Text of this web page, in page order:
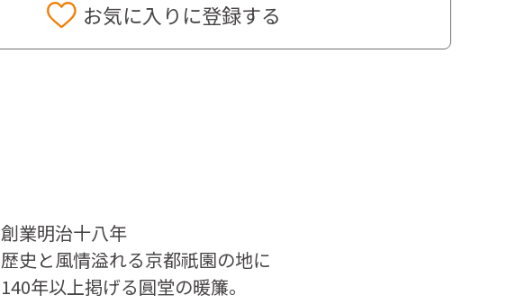
お気に入りに登録する
創業明治十八年
歴史と風情溢れる京都祇園の地に
140年以上掲げる圓堂の暖簾。